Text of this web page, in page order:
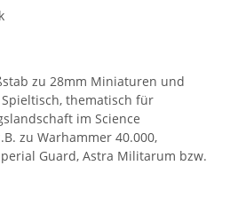
zu 28mm Miniaturen und
thematisch für
im Science
zu Warhammer 40.000,
Guard, Astra Militarum bzw.